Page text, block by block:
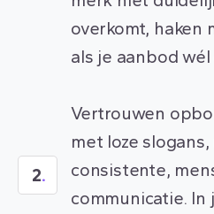
2.
overkomt, haken
als je aanbod
Vertrouwen
met loze
consistente,
communicatie. In